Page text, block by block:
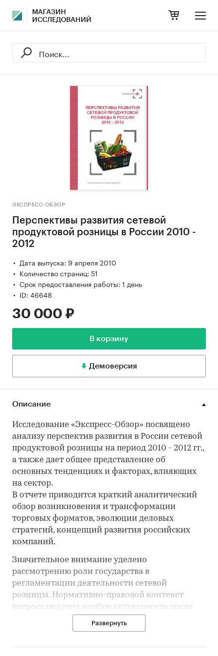
МАГАЗИН
ИССЛЕДОВАНИЙ
ЭКСПРЕСС-ОБЗОР
Перспективы развития сетевой
продуктовой розницы в России 2010 -
2012
Дата выпуска: 9 апреля 2010
Количество страниц: 51
Срок предоставления работы: 1 день
ID: 46648
30 000 ₽
В корзину
Демоверсия
Описание
Исследование «Экспресс-Обзор» посвящено
анализу перспектив развития в России сетевой
продуктовой розницы на период 2010 - 2012 гг.,
а также дает общее представление об
основных тенденциях и факторах, влияющих
на сектор.
В отчете приводится краткий аналитический
обзор возникновения и трансформации
торговых форматов, эволюции деловых
стратегий, концепций развития российских
компаний.
Значительное внимание уделено
рассмотрению роли государства в
регламентации деятельности сетевой
розницы. Нормативно-правовой контекст
вопроса получил особую актуальность после
основах государственного регулирования
Развернуть